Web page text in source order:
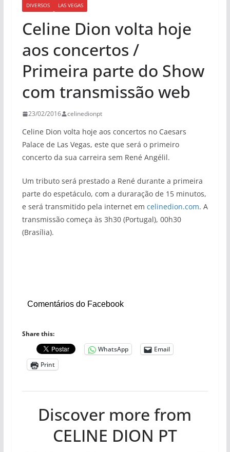
DIVERSOS LAS VEGAS
Celine Dion volta hoje
aos concertos /
Primeira parte do Show
com transmissão web
23/02/2016 celinedionpt
Celine Dion volta hoje aos concertos no Caesars
Palace de Las Vegas, este que será o primeiro
concerto da sua carreira sem René Angélil.
Um tributo será prestado a René durante a primeira
parte do espetáculo, com a duraração de 15 minutos,
e será transmitido pela internet em celinedion.com. A
transmissão começa às 3h30 (Portugal), 00h30
(Brasília).
Comentários do Facebook
Share this:
WhatsApp
Email
Print
Discover more from
CELINE DION PT